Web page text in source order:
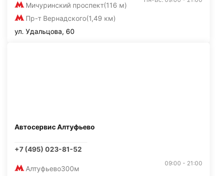
Мичуринский проспект(116 м)
Пр-т Вернадского(1,49 км)
ул. Удальцова, 60
Автосервис Алтуфьево
+7 (495) 023-81-52
Алтуфьево300м
09:00 - 21:00